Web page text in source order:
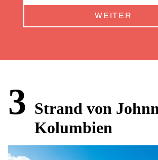
WEITER
3 Strand von
Kolumbien